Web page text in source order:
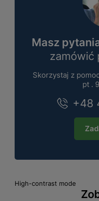
Masz
zamówić
Skorzystaj z
pt .
+48
High-contrast mode